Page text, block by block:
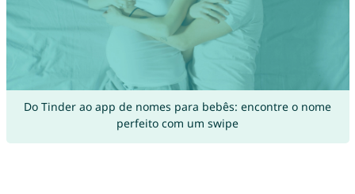
Do Tinder ao app de nomes para bebês: encontre o nome
perfeito com um swipe